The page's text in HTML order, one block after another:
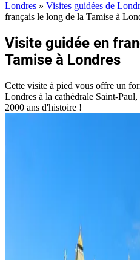
Londres » Visites guidées de
français le long de la Tamise à
Visite guidée en
Tamise à Londres
Cette visite à pied vous offre un
Londres à la cathédrale Saint-
2000 ans d'histoire !